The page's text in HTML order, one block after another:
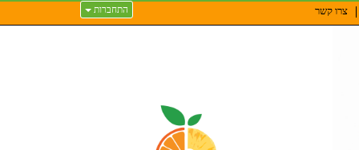
התחברות צרו קשר